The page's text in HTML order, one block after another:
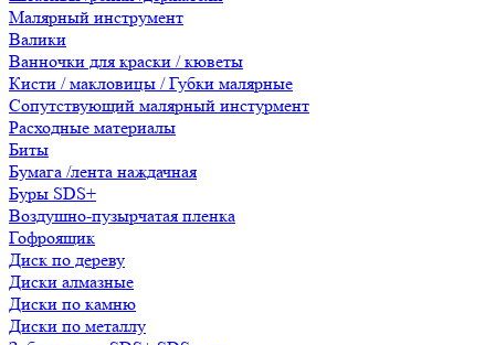
Малярный инструмент
Валики
Ванночки для краски / кюветы
Кисти / макловицы / Губки малярные
Сопутствующий малярный инстурмент
Расходные материалы
Биты
Бумага /лента наждачная
Буры SDS+
Воздушно-пузырчатая пленка
Гофроящик
Диск по дереву
Диски алмазные
Диски по камню
Диски по металлу